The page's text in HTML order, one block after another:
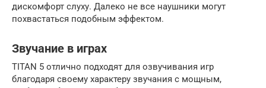
дискомфорт слуху. Далеко не все наушники могут
похвастаться подобным эффектом.
Звучание в играх
TITAN 5 отлично подходят для озвучивания игр
благодаря своему характеру звучания с мощным,